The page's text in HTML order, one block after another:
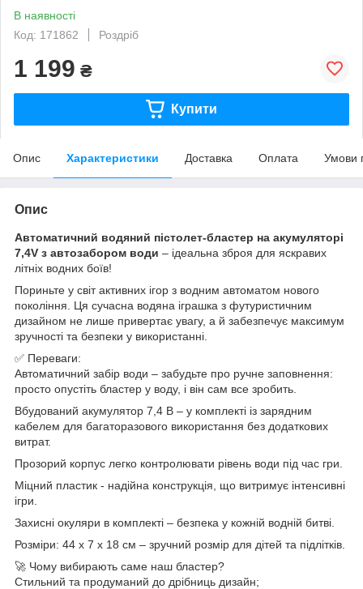
В наявності
Код: 171862
Роздріб
1 199 ₴
Купити
Опис Характеристики Доставка Оплата Умови
Опис
Автоматичний водяний пістолет-бластер на акумуляторі
7,4V з автозабором води – ідеальна зброя для яскравих
літніх водних боїв!
Пориньте у світ активних ігор з водним автоматом нового
покоління. Ця сучасна водяна іграшка з футуристичним
дизайном не лише привертає увагу, а й забезпечує максимум
зручності та безпеки у використанні.
✅ Переваги:
Автоматичний забір води – забудьте про ручне заповнення:
просто опустіть бластер у воду, і він сам все зробить.
Вбудований акумулятор 7,4 В – у комплекті із зарядним
кабелем для багаторазового використання без додаткових
витрат.
Прозорий корпус легко контролювати рівень води під час гри.
Міцний пластик - надійна конструкція, що витримує інтенсивні
ігри.
Захисні окуляри в комплекті – безпека у кожній водній битві.
Розміри: 44 х 7 х 18 см – зручний розмір для дітей та підлітків.
🚀 Чому вибирають саме наш бластер?
Стильний та продуманий до дрібниць дизайн;